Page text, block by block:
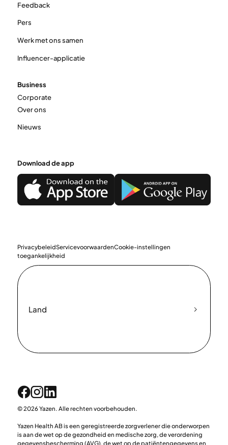
Feedback
Pers
Werk met ons samen
Influencer-applicatie
Business
Corporate
Over ons
Nieuws
Download de app
PrivacybeleidServicevoorwaardenCookie-instellingen
toegankelijkheid
Land
© 2026 Yazen. Alle rechten voorbehouden.
Yazen Health AB is een geregistreerde zorgverlener die onderworpen
is aan de wet op de gezondheid en medische zorg, de verordening
gegevensbescherming (AVG), de wet op de patiëntengegevens en